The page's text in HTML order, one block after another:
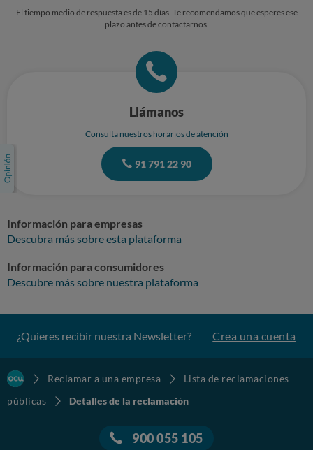
El tiempo medio de respuesta es de 15 días. Te recomendamos que esperes ese
plazo antes de contactarnos.
Llámanos
Consulta nuestros horarios de atención
91 791 22 90
Información para empresas
Descubra más sobre esta plataforma
Información para consumidores
Descubre más sobre nuestra plataforma
¿Quieres recibir nuestra Newsletter? Crea una cuenta
Reclamar a una empresa
Lista de reclamaciones
públicas
Detalles de la reclamación
900 055 105